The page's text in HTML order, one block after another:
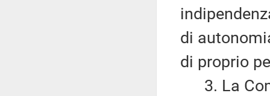
di
di proprio
3. La